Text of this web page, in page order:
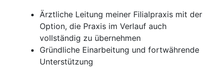
Ärztliche Leitung meiner Filialpraxis mit der
Option, die Praxis im Verlauf auch
vollständig zu übernehmen
Gründliche Einarbeitung und fortwährende
Unterstützung